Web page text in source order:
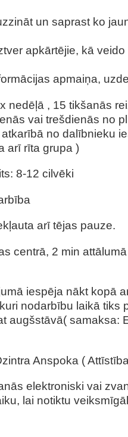
un saprast ko
apkārtējie, kā
apmaiņa,
nedēļā , 15 tikšanās
vai trešdienās no
no dalībnieku
arī rīta grupa )
8-12 cilvēki
arī tējas pauze.
centrā, 2 min
iespēja nākt kopā
nodarbību laikā tiks
augšstāvā( samaksa:
Anspoka (
elektroniski vai
lai notiktu